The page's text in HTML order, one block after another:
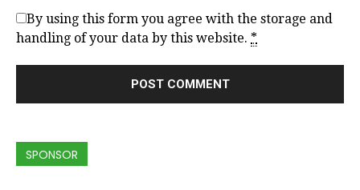
By using this form you agree with the storage and
handling of your data by this website. *
SPONSOR